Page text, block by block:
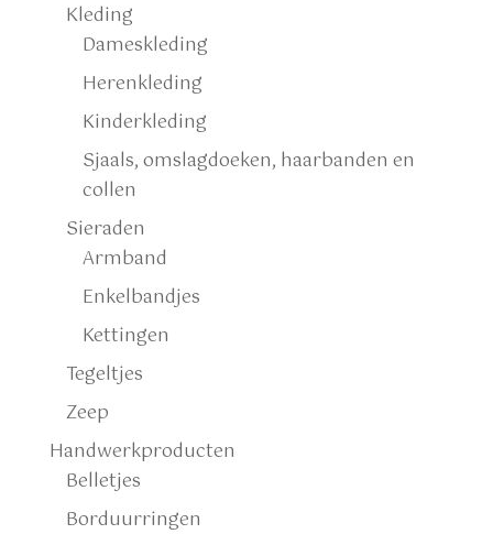
Kleding
Dameskleding
Herenkleding
Kinderkleding
Sjaals, omslagdoeken, haarbanden en
collen
Sieraden
Armband
Enkelbandjes
Kettingen
Tegeltjes
Zeep
Handwerkproducten
Belletjes
Borduurringen